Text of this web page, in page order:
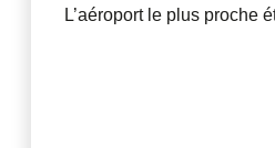
L’aéroport le plus proche